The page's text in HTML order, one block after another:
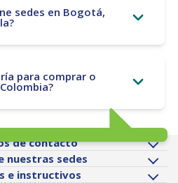
sedes en Bogotá,
para comprar o
de contacto
nuestras sedes
e instructivos